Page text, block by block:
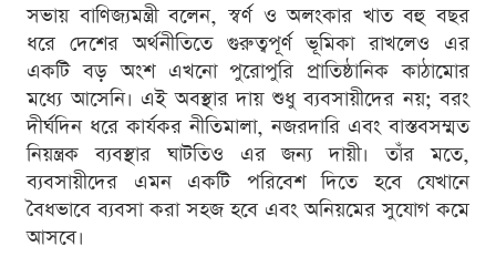
সভায় বাণিজ্যমন্ত্রী বলেন, স্বর্ণ ও অলংকার খাত বহু বছর
ধরে দেশের অর্থনীতিতে গুরুত্বপূর্ণ ভূমিকা রাখলেও এর
একটি বড় অংশ এখনো পুরোপুরি প্রাতিষ্ঠানিক কাঠামোর
মধ্যে আসেনি। এই অবস্থার দায় শুধু ব্যবসায়ীদের নয়; বরং
দীর্ঘদিন ধরে কার্যকর নীতিমালা, নজরদারি এবং বাস্তবসম্মত
নিয়ন্ত্রক ব্যবস্থার ঘাটতিও এর জন্য দায়ী। তাঁর মতে,
ব্যবসায়ীদের এমন একটি পরিবেশ দিতে হবে যেখানে
বৈধভাবে ব্যবসা করা সহজ হবে এবং অনিয়মের সুযোগ কমে
আসবে।